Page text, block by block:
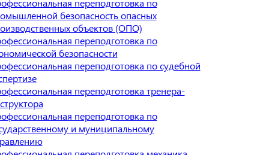
переподготовка по
безопасность опасных
объектов (ОПО)
переподготовка по
безопасности
переподготовка по судебной
переподготовка тренера-
переподготовка по
и муниципальному